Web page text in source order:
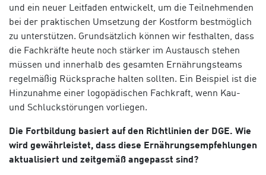
und ein neuer Leitfaden entwickelt, um die Teilnehmenden
bei der praktischen Umsetzung der Kostform bestmöglich
zu unterstützen. Grundsätzlich können wir festhalten, dass
die Fachkräfte heute noch stärker im Austausch stehen
müssen und innerhalb des gesamten Ernährungsteams
regelmäßig Rücksprache halten sollten. Ein Beispiel ist die
Hinzunahme einer logopädischen Fachkraft, wenn Kau-
und Schluckstörungen vorliegen.
Die Fortbildung basiert auf den Richtlinien der DGE. Wie
wird gewährleistet, dass diese Ernährungsempfehlungen
aktualisiert und zeitgemäß angepasst sind?